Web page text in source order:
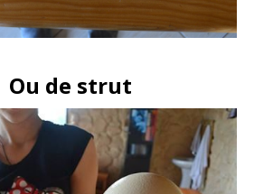
Ou de strut